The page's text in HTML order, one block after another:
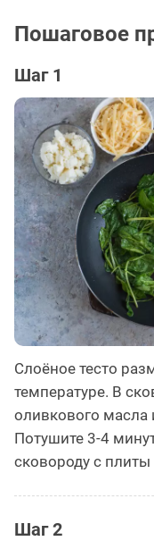
Пошаговое
Шаг 1
Слоёное тесто
температуре. В
оливкового
Потушите 3-4
сковороду с плиты
Шаг 2